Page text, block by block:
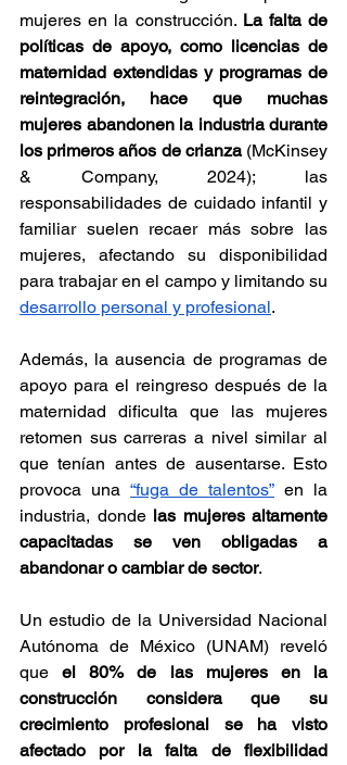
mujeres en la construcción. La falta de
políticas de apoyo, como licencias de
maternidad extendidas y programas de
reintegración, hace que muchas
mujeres abandonen la industria durante
los primeros años de crianza (McKinsey
& Company, 2024); las
responsabilidades de cuidado infantil y
familiar suelen recaer más sobre las
mujeres, afectando su disponibilidad
desarrollo personal y profesional.
Además, la ausencia de programas de
apoyo para el reingreso después de la
maternidad dificulta que las mujeres
retomen sus carreras a nivel similar al
que tenían antes de ausentarse. Esto
provoca una “fuga de talentos” en la
industria, donde las mujeres altamente
capacitadas se ven obligadas a
abandonar o cambiar de sector.
Un estudio de la Universidad Nacional
Autónoma de México (UNAM) reveló
que el 80% de las mujeres en la
construcción considera que su
crecimiento profesional se ha visto
afectado por la falta de flexibilidad